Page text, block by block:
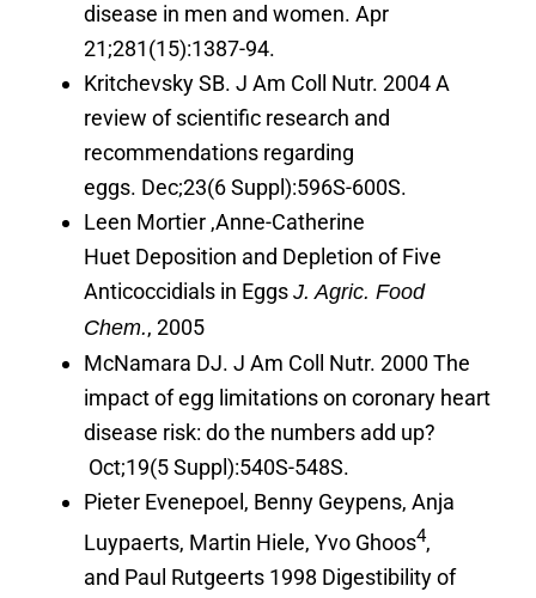
disease in men and women. Apr
21;281(15):1387-94.
Kritchevsky SB. J Am Coll Nutr. 2004 A
review of scientific research and
recommendations regarding
eggs. Dec;23(6 Suppl):596S-600S.
Leen Mortier ,Anne-Catherine
Huet Deposition and Depletion of Five
Anticoccidials in Eggs J. Agric. Food
Chem., 2005
McNamara DJ. J Am Coll Nutr. 2000 The
impact of egg limitations on coronary heart
disease risk: do the numbers add up?
Oct;19(5 Suppl):540S-548S.
Pieter Evenepoel, Benny Geypens, Anja
Luypaerts, Martin Hiele, Yvo Ghoos4,
and Paul Rutgeerts 1998 Digestibility of